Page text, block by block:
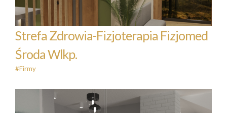
Strefa Zdrowia-Fizjoterapia Fizjomed
Środa Wlkp.
#Firmy